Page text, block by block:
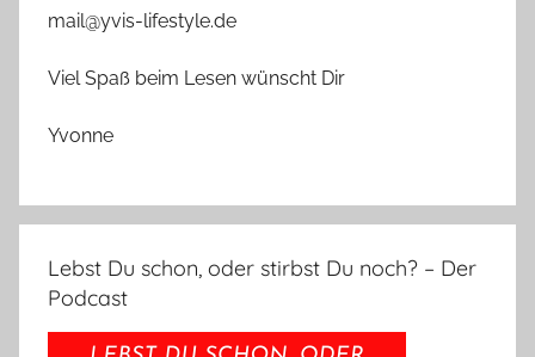
mail@yvis-lifestyle.de
Viel Spaß beim Lesen wünscht Dir
Yvonne
Lebst Du schon, oder stirbst Du noch? – Der
Podcast